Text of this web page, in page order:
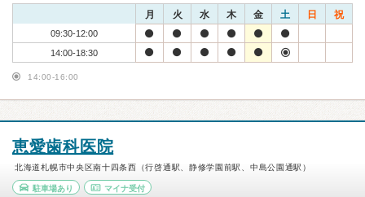
月 火 水 木 金 土 日 祝
09:30-12:00
14:00-18:30
14:00-16:00
恵愛歯科医院
北海道札幌市中央区南十四条西（行啓通駅、静修学園前駅、中島公園通駅）
駐車場あり マイナ受付